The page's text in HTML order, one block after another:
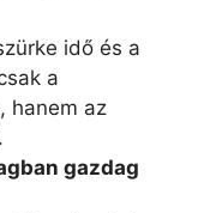
idő és a
a
hanem az
gazdag